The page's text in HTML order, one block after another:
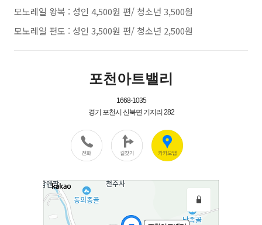
모노레일 왕복 : 성인 4,500원 편/ 청소년 3,500원
모노레일 편도 : 성인 3,500원 편/ 청소년 2,500원